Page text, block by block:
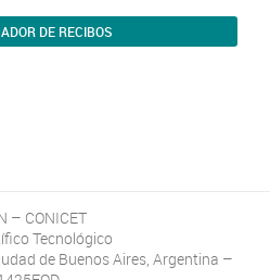
DE RECIBOS
– CONICET
Tecnológico
de Buenos Aires, Argentina –